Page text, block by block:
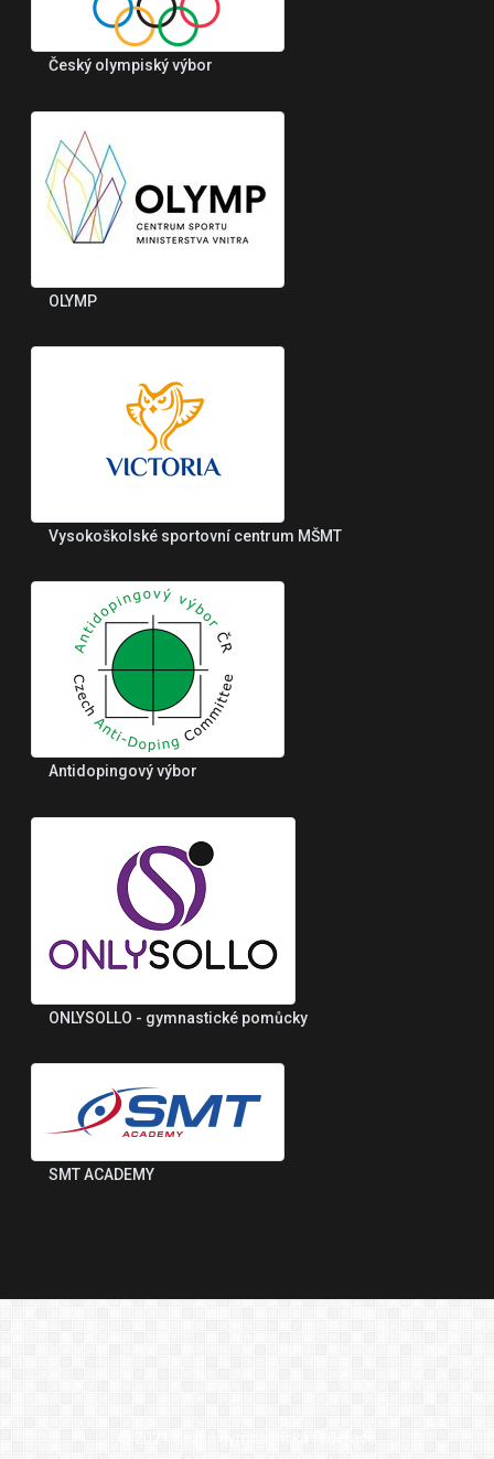
Český olympiský výbor
OLYMP
Vysokoškolské sportovní centrum MŠMT
Antidopingový výbor
ONLYSOLLO - gymnastické pomůcky
SMT ACADEMY